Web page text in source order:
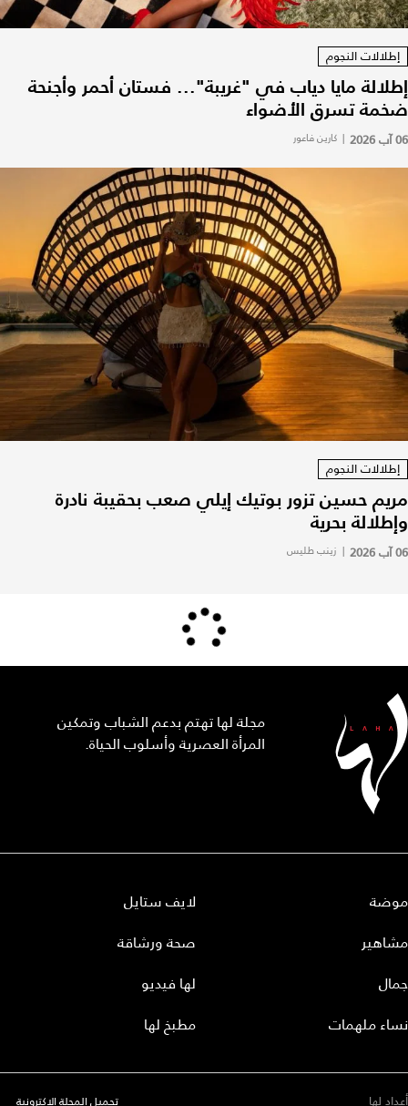
إطلالات النجوم
إطلالة مايا دياب في "غريبة"... فستان أحمر وأجنحة
ضخمة تسرق الأضواء
06 آب 2026 | كارين فاعور
إطلالات النجوم
مريم حسين تزور بوتيك إيلي صعب بحقيبة نادرة
وإطلالة بحرية
06 آب 2026 | زينب طليس
مجلة لها تهتم بدعم الشباب وتمكين
المرأة العصرية وأسلوب الحياة.
موضة
مشاهير
جمال
نساء ملهمات
لايف ستايل
صحة ورشاقة
لها فيديو
مطبخ لها
أعداد لها تحميل المجلة الاكترونية